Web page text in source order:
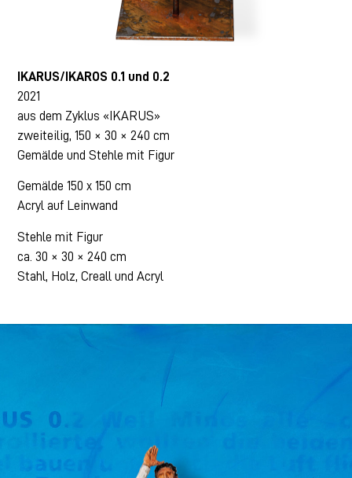
IKARUS/IKAROS 0.1 und 0.2
2021
aus dem Zyklus «IKARUS»
zweiteilig, 150 × 30 × 240 cm
Gemälde und Stehle mit Figur
Gemälde 150 x 150 cm
Acryl auf Leinwand
Stehle mit Figur
ca. 30 × 30 × 240 cm
Stahl, Holz, Creall und Acryl